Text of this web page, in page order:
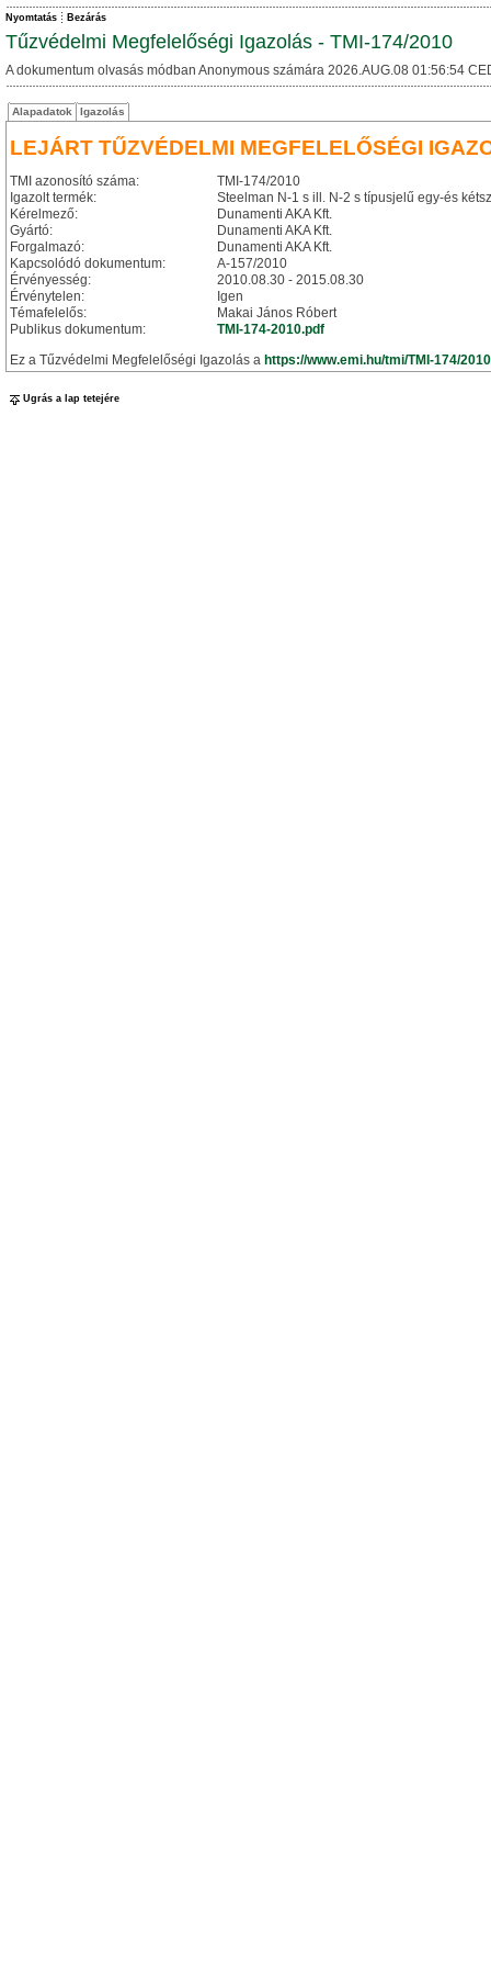
Nyomtatás Bezárás
Tűzvédelmi Megfelelőségi Igazolás - TMI-174/2010
A dokumentum olvasás módban Anonymous számára 2026.AUG.08 01:56:54
Alapadatok Igazolás
LEJÁRT TŰZVÉDELMI MEGFELELŐSÉGI
TMI azonosító száma:
TMI-174/2010
Igazolt termék:
Steelman N-1 s ill. N-2 s típusjelű egy-és
Kérelmező:
Dunamenti AKA Kft.
Gyártó:
Dunamenti AKA Kft.
Forgalmazó:
Dunamenti AKA Kft.
Kapcsolódó dokumentum:
A-157/2010
Érvényesség:
2010.08.30 - 2015.08.30
Érvénytelen:
Igen
Témafelelős:
Makai János Róbert
Publikus dokumentum:
TMI-174-2010.pdf
Ez a Tűzvédelmi Megfelelőségi Igazolás a https://www.emi.hu/tmi/TMI-174/2010
Ugrás a lap tetejére